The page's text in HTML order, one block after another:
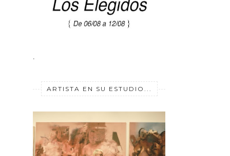
.
ARTISTA EN SU ESTUDIO...